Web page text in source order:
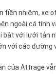
tiền nhiệm, xe
ngoài cá tính
bật với lưới tản
với các đường
của Attrage